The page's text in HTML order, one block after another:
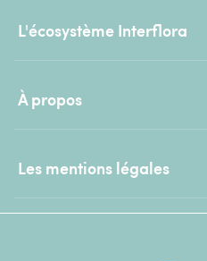
L'écosystème Interflora
À propos
Les mentions légales